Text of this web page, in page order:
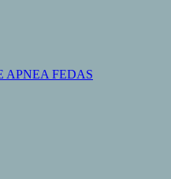
APNEA FEDAS